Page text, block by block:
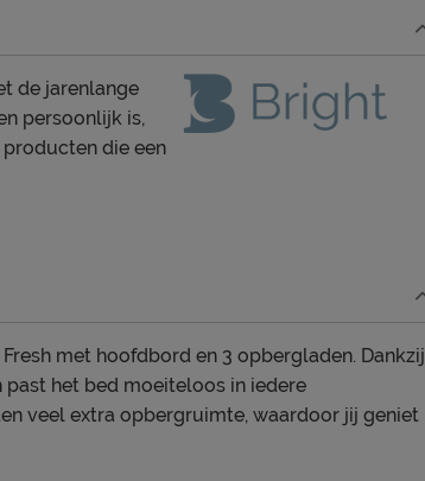
de jarenlange
persoonlijk is,
die een
met hoofdbord en 3 opbergladen. Dankzij
het bed moeiteloos in iedere
veel extra opbergruimte, waardoor jij geniet